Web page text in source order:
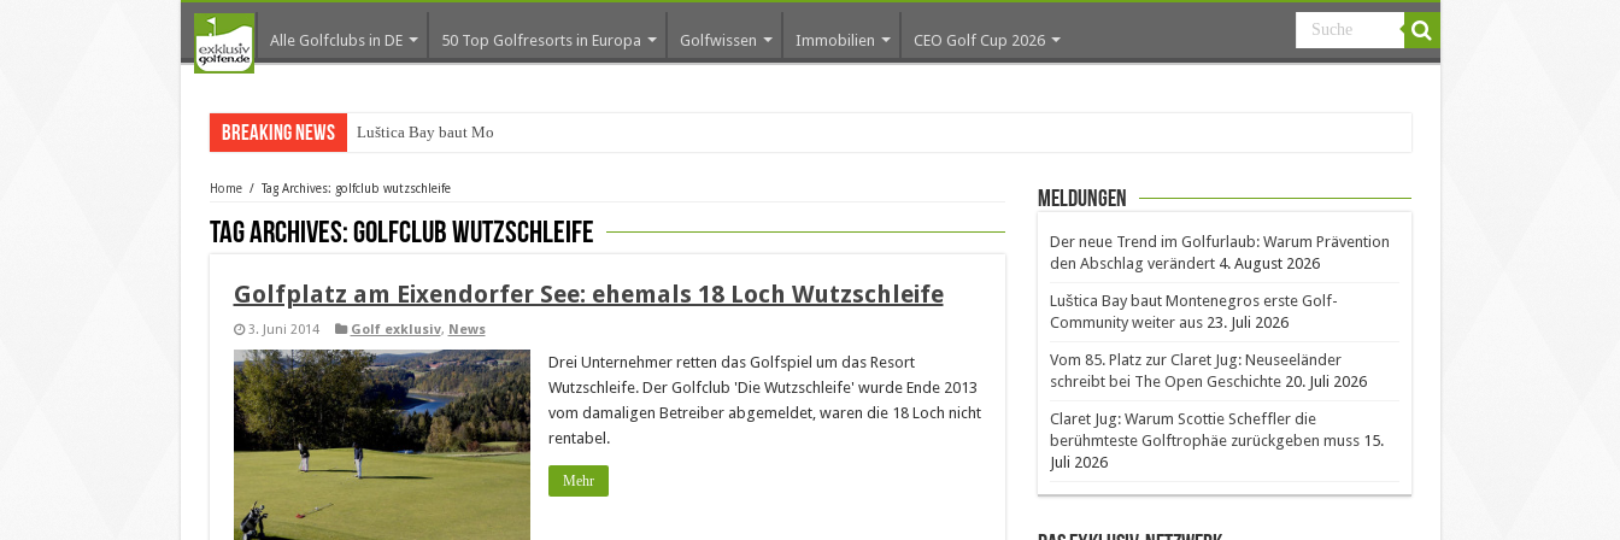
Alle Golfclubs in DE 50 Top Golfresorts in Europa Golfwissen Immobilien CEO Golf Cup 2026
Breaking News Luštica Bay baut Montenegro
Home / Tag Archives: golfclub wutzschleife
Tag Archives:golfclub wutzschleife
Golfplatz am Eixendorfer See: ehemals 18 Loch Wutzschleife
3. Juni 2014 Golf exklusiv, News
Drei Unternehmer retten das Golfspiel um das Resort
Wutzschleife. Der Golfclub 'Die Wutzschleife' wurde Ende 2013
vom damaligen Betreiber abgemeldet, waren die 18 Loch nicht
rentabel.
Mehr
Meldungen
Der neue Trend im Golfurlaub: Warum Prävention
den Abschlag verändert 4. August 2026
Luštica Bay baut Montenegros erste Golf-
Community weiter aus 23. Juli 2026
Vom 85. Platz zur Claret Jug: Neuseeländer
schreibt bei The Open Geschichte 20. Juli 2026
Claret Jug: Warum Scottie Scheffler die
berühmteste Golftrophäe zurückgeben muss 15.
Juli 2026